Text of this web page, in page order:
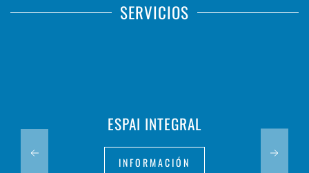
SERVICIOS
ESPAI INTEGRAL
INFORMACIÓN